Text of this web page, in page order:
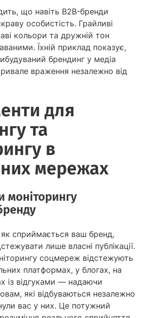
що навіть B2B-бренди
особистість. Грайливі
кольори та дружній тон
Їхній приклад показує,
брендинг у медіа
враження незалежно від
для
та
в
мережах
моніторингу
сприймається ваш бренд,
лише власні публікації.
соцмереж відстежують
платформах, у блогах, на
із відгуками — надаючи
які відбуваються незалежно
вас у них. Це потужний